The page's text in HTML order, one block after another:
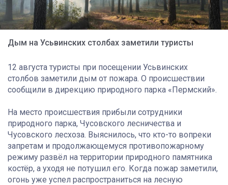
Дым на Усьвинских столбах заметили туристы
12 августа туристы при посещении Усьвинских
столбов заметили дым от пожара. О происшествии
сообщили в дирекцию природного парка «Пермский».
На место происшествия прибыли сотрудники
природного парка, Чусовского лесничества и
Чусовского лесхоза. Выяснилось, что кто-то вопреки
запретам и продолжающемуся противопожарному
режиму развёл на территории природного памятника
костёр, а уходя не потушил его. Когда пожар заметили,
огонь уже успел распространиться на лесную